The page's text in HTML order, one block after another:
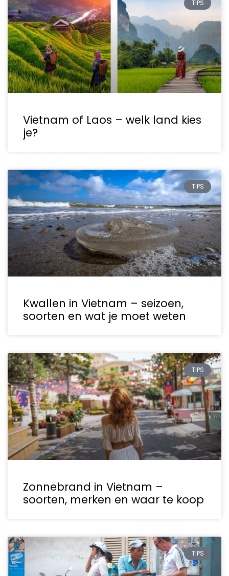
TIPS
Vietnam of Laos – welk land kies
je?
TIPS
Kwallen in Vietnam – seizoen,
soorten en wat je moet weten
TIPS
Zonnebrand in Vietnam –
soorten, merken en waar te koop
TIPS